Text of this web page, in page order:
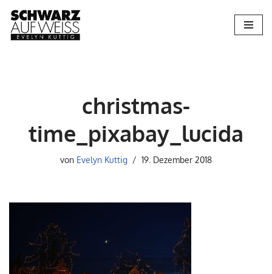
Zum
christmas-
time_pixabay_lucida
von Evelyn Kuttig 19. Dezember 2018